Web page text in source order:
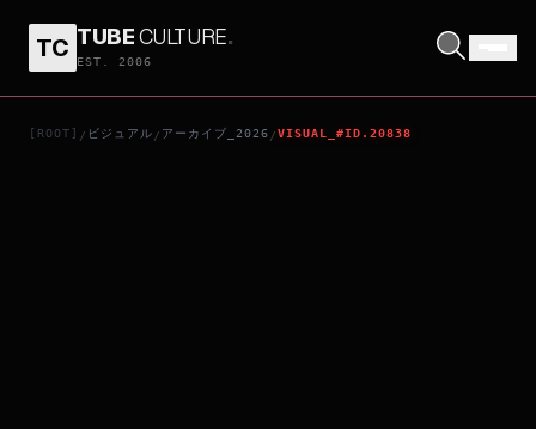
TC TUBECULTURE.
EST. 2006
[ROOT] / ビジュアル / アーカイブ_2026 /VISUAL_#ID.20838
EVANGELION:30;